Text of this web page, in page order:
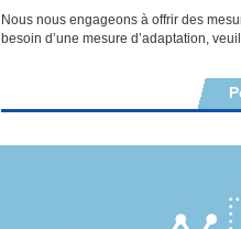
Nous nous engageons à offrir des
besoin d’une mesure d’adaptation,